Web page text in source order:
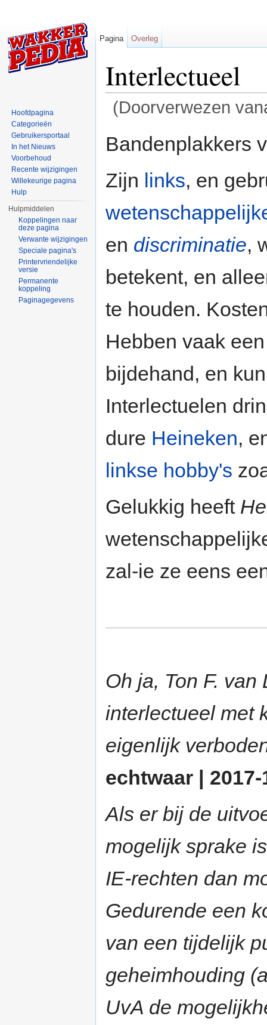
Interlectueel
(Doorverwezen
Bandenplakkers
Zijn links, en
en discriminatie,
betekent, en
te houden.
Hebben vaak
bijdehand, en
Interlectuelen
dure Heineken,
linkse hobby's
Gelukkig heeft
zal-ie ze eens
Oh ja, Ton F.
interlectueel met
eigenlijk
echtwaar |
Als er bij de
mogelijk sprake
IE-rechten dan
Gedurende een
van een tijdelijk
geheimhouding
UvA de
Pagina Overleg
Hoofdpagina
Categorieën
Gebruikersportaal
In het Nieuws
Voorbehoud
Recente wijzigingen
Willekeurige pagina
Hulp
Hulpmiddelen
Koppelingen naar
deze pagina
Verwante wijzigingen
Speciale pagina's
Printervriendelijke
versie
Permanente
koppeling
Paginagegevens